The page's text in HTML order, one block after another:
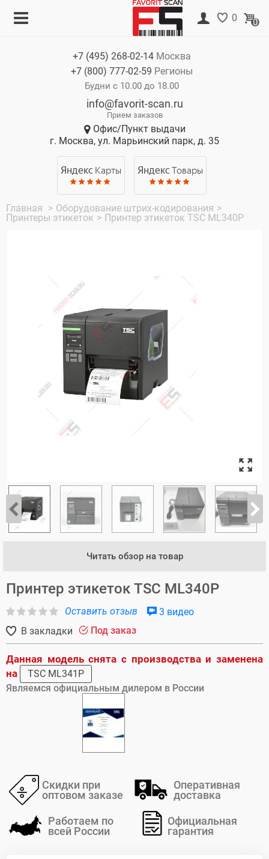
0 0
+7 (495) 268-02-14 Москва
+7 (800) 777-02-59 Регионы
Будни с 10.00 до 18.00
info@favorit-scan.ru
Прием заказов
Офис/Пункт выдачи
г. Москва, ул. Марьинский парк, д. 35
Яндекс Карты Яндекс Товары
Главная > Оборудование штрих-кодирования >
Принтеры этикеток > Принтер этикеток TSC ML340P
Читать обзор на товар
Принтер этикеток TSC ML340P
Оставить отзыв
3 видео
В закладки
Под заказ
Данная модель снята с производства и заменена
на
TSC ML341P
Являемся официальным дилером в России
Скидки при
оптовом заказе
Оперативная
доставка
Работаем по
всей России
Официальная
гарантия
Корзина
Нет товаров